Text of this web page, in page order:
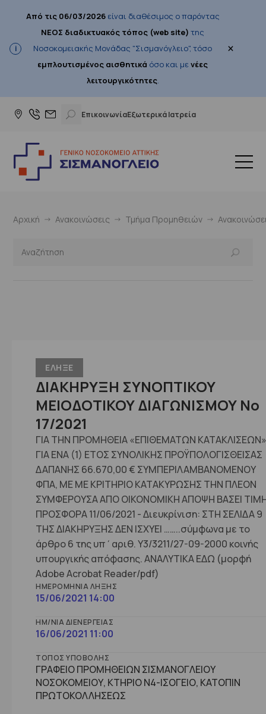
Από τις 06/03/2026είναι διαθέσιμος ο παρόντας
ΝΕΟΣ διαδικτυακός τόπος (web site) της
Νοσοκομειακής Μονάδας "Σισμανόγλειο", τόσο
εμπλουτισμένος αισθητικά όσο και μενέες
λειτουργικότητες.
×
ΕπικοινωνίαΕξωτερικά Ιατρεία
Αρχική Ανακοινώσεις Τμήμα Προμηθειών
ΕΛΗΞΕ
ΔΙΑΚΗΡΥΞΗ ΣΥΝΟΠΤΙΚΟΥ
ΜΕΙΟΔΟΤΙΚΟΥ ΔΙΑΓΩΝΙΣΜΟΥ No
17/2021
ΓΙΑ ΤΗΝ ΠΡΟΜΗΘΕΙΑ «ΕΠΙΘΕΜΑΤΩΝ ΚΑΤΑΚΛΙΣΕΩΝ»
ΓΙΑ ΕΝΑ (1) ΕΤΟΣ ΣΥΝΟΛΙΚΗΣ ΠΡΟΫΠΟΛΟΓΙΣΘΕΙΣΑΣ
ΔΑΠΑΝΗΣ 66.670,00 € ΣΥΜΠΕΡΙΛΑΜΒΑΝΟΜΕΝΟΥ
ΦΠΑ, ΜΕ ΜΕ ΚΡΙΤΗΡΙΟ ΚΑΤΑΚΥΡΩΣΗΣ ΤΗΝ ΠΛΕΟΝ
ΣΥΜΦΕΡΟΥΣΑ ΑΠΟ ΟΙΚΟΝΟΜΙΚΗ ΑΠΟΨΗ ΒΑΣΕΙ
ΠΡΟΣΦΟΡΑ 11/06/2021 - Διευκρίνιση: ΣΤΗ ΣΕΛΙΔΑ 9
ΤΗΣ ΔΙΑΚΗΡΥΞΗΣ ΔΕΝ ΙΣΧΥΕΙ ……..σύμφωνα με το
άρθρο 6 της υπ΄αριθ. Υ3/3211/27-09-2000 κοινής
υπουργικής απόφασης. ANAΛΥΤΙΚΑ ΕΔΩ (μορφή
Adobe Acrobat Reader/pdf)
ΗΜΕΡΟΜΗΝΊΑ ΛΉΞΗΣ
15/06/2021 14:00
ΗΜ/ΝΊΑ ΔΙΕΝΈΡΓΕΙΑΣ
16/06/2021 11:00
ΤΌΠΟΣ ΥΠΟΒΟΛΉΣ
ΓΡΑΦΕΙΟ ΠΡΟΜΗΘΕΙΩΝ ΣΙΣΜΑΝΟΓΛΕΙΟΥ
ΝΟΣΟΚΟΜΕΙΟΥ, ΚΤΗΡΙΟ Ν4-ΙΣΟΓΕΙΟ, ΚΑΤΟΠΙΝ
ΠΡΩΤΟΚΟΛΛΗΣΕΩΣ